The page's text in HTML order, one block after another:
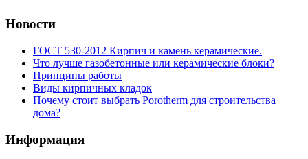
Новости
ГОСТ 530-2012 Кирпич и камень керамические.
Что лучше газобетонные или керамические блоки?
Принципы работы
Виды кирпичных кладок
Почему стоит выбрать Porotherm для строительства
дома?
Информация